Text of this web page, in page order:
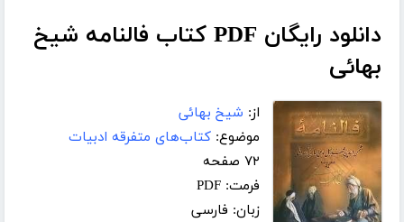
دانلود رایگان PDF کتاب فالنامه شیخ
بهائی
از: شیخ بهائی
موضوع: کتاب‌های متفرقه ادبیات
۷۲ صفحه
فرمت: PDF
زبان: فارسی